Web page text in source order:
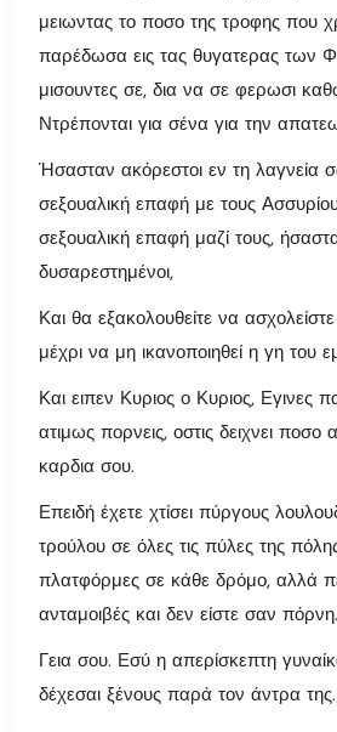
μειωντας το ποσο της τροφης που
παρέδωσα εις τας θυγατερας των
μισουντες σε, δια να σε φερωσι
Ντρέπονται για σένα για την
Ήσασταν ακόρεστοι εν τη λαγνεία
σεξουαλική επαφή με τους
σεξουαλική επαφή μαζί τους,
δυσαρεστημένοι,
Και θα εξακολουθείτε να
μέχρι να μη ικανοποιηθεί η γη του
Και ειπεν Κυριος ο Κυριος, Εγινες
ατιμως πορνεις, οστις δειχνει ποσο
καρδια σου.
Επειδή έχετε χτίσει πύργους
τρούλου σε όλες τις πύλες της
πλατφόρμες σε κάθε δρόμο, αλλά
ανταμοιβές και δεν είστε σαν πόρνη.
Γεια σου. Εσύ η απερίσκεπτη
δέχεσαι ξένους παρά τον άντρα της.